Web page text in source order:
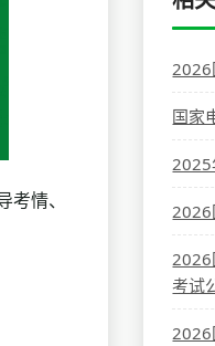
情、
2026
国家
2025
2026
2026
考试
2026